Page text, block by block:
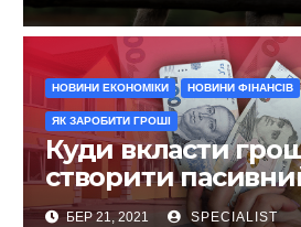
НОВИНИ ЕКОНОМІКИ НОВИНИ ФІНАНСІВ
ЯК ЗАРОБИТИ ГРОШІ
Куди вкласти
створити
Україні
БЕР 21, 2021 SPECIALIST